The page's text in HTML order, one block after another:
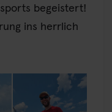
begeistert!
ins herrlich